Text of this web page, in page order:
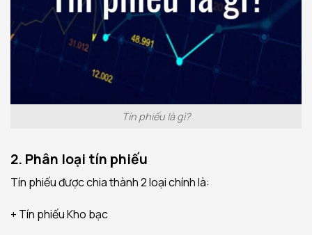
Tín phiếu là gì?
2. Phân loại tín phiếu
Tín phiếu được chia thành 2 loại chính là:
+ Tín phiếu Kho bạc